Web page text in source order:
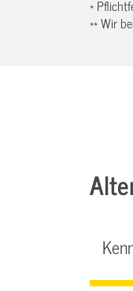
*
** Wir